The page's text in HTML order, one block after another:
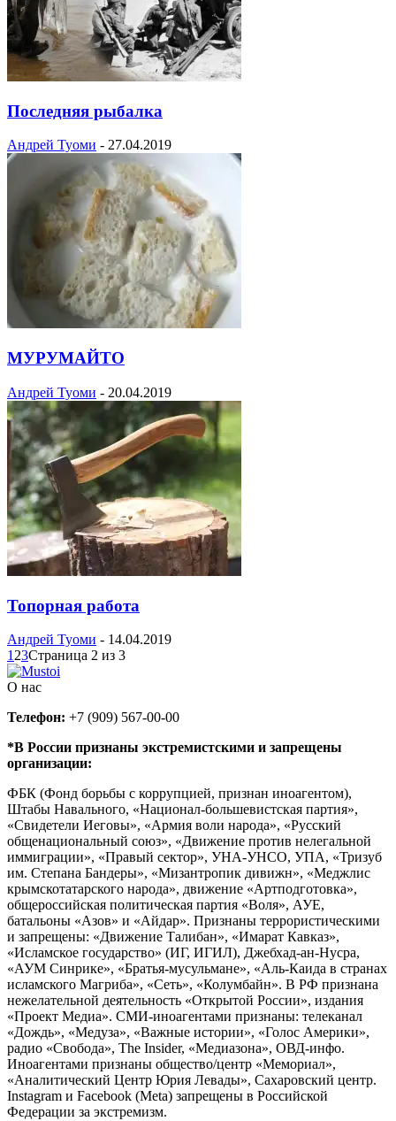
Последняя рыбалка
Андрей Туоми - 27.04.2019
МУРУМАЙТО
Андрей Туоми - 20.04.2019
Топорная работа
Андрей Туоми - 14.04.2019
1 23Страница 2 из 3
О нас
Телефон: +7 (909) 567-00-00
*В России признаны экстремистскими и запрещены
организации:
ФБК (Фонд борьбы с коррупцией, признан иноагентом),
Штабы Навального, «Национал-большевистская партия»,
«Свидетели Иеговы», «Армия воли народа», «Русский
общенациональный союз», «Движение против нелегальной
иммиграции», «Правый сектор», УНА-УНСО, УПА, «Тризуб
им. Степана Бандеры», «Мизантропик дивижн», «Меджлис
крымскотатарского народа», движение «Артподготовка»,
общероссийская политическая партия «Воля», АУЕ,
батальоны «Азов» и «Айдар». Признаны террористическими
и запрещены: «Движение Талибан», «Имарат Кавказ»,
«Исламское государство» (ИГ, ИГИЛ), Джебхад-ан-Нусра,
«АУМ Синрике», «Братья-мусульмане», «Аль-Каида в странах
исламского Магриба», «Сеть», «Колумбайн». В РФ признана
нежелательной деятельность «Открытой России», издания
«Проект Медиа». СМИ-иноагентами признаны: телеканал
«Дождь», «Медуза», «Важные истории», «Голос Америки»,
радио «Свобода», The Insider, «Медиазона», ОВД-инфо.
Иноагентами признаны общество/центр «Мемориал»,
«Аналитический Центр Юрия Левады», Сахаровский центр.
Instagram и Facebook (Metа) запрещены в Российской
Федерации за экстремизм.